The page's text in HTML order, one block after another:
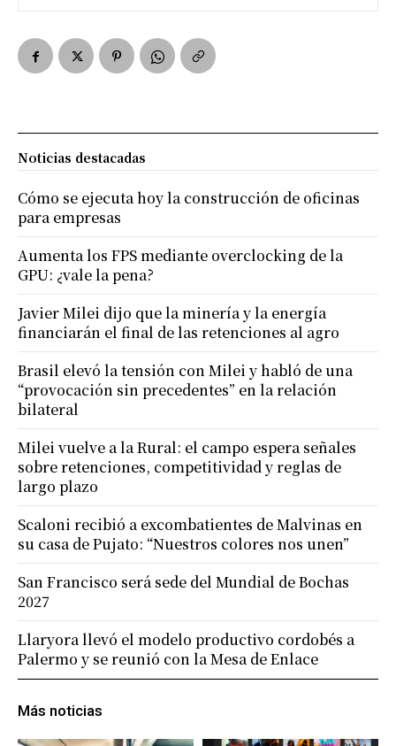
Más noticias
Noticias destacadas
Cómo se ejecuta hoy la construcción de oficinas
para empresas
Aumenta los FPS mediante overclocking de la
GPU: ¿vale la pena?
Javier Milei dijo que la minería y la energía
financiarán el final de las retenciones al agro
Brasil elevó la tensión con Milei y habló de una
“provocación sin precedentes” en la relación
bilateral
Milei vuelve a la Rural: el campo espera señales
sobre retenciones, competitividad y reglas de
largo plazo
Scaloni recibió a excombatientes de Malvinas en
su casa de Pujato: “Nuestros colores nos unen”
San Francisco será sede del Mundial de Bochas
2027
Llaryora llevó el modelo productivo cordobés a
Palermo y se reunió con la Mesa de Enlace